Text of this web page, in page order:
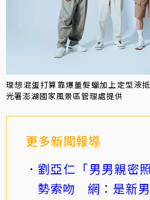
理想混蛋打算靠爆量髮蠟加上定型液
光署澎湖國家風景區管理處提供
更多新聞報導
劉亞仁「男男親密
勢索吻 網：是新男